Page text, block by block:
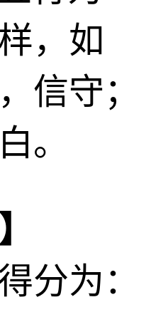
，如
信守；
。
为：